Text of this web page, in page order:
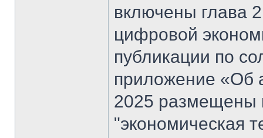
включены глава
цифровой
публикации по
приложение «Об
2025 размещены
"экономическая